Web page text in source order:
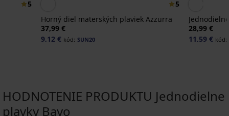
5
5
Horný diel materských plaviek Azzurra
37,99 €
9,12 € kód: SUN20
28,99 €
11,59 € kód:
Výpredaj -70%
Výpredaj -70%
HODNOTENIE PRODUKTU Jednodielne
plavky Bayo